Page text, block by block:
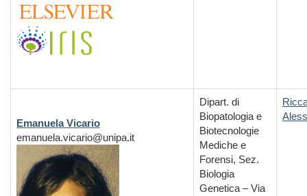
Emanuela Vicario
emanuela.vicario@unipa.it
Dipart. di
Biopatologia e
Biotecnologie
Mediche e
Forensi, Sez.
Biologia
Genetica – Via